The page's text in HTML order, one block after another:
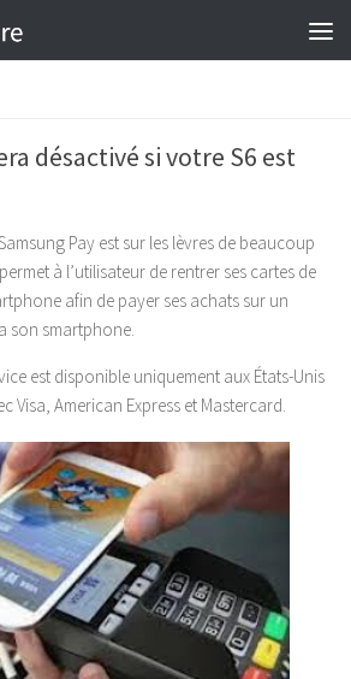
désactivé si votre S6 est
Pay est sur les lèvres de beaucoup
à l’utilisateur de rentrer ses cartes de
afin de payer ses achats sur un
son smartphone.
est disponible uniquement aux États-Unis
Visa, American Express et Mastercard.